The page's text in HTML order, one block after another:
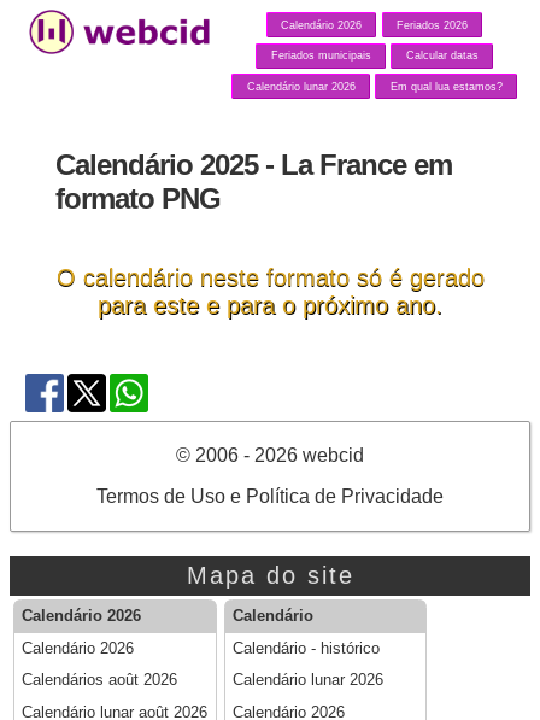
Calendário 2026 Feriados 2026
Feriados municipais Calcular datas
Calendário lunar 2026 Em qual lua estamos?
Calendário 2025 - La France em
formato PNG
O calendário neste formato só é gerado
para este e para o próximo ano.
© 2006 - 2026 webcid
Termos de Uso e Política de Privacidade
Mapa do site
Calendário 2026
Calendário 2026
Calendários août 2026
Calendário lunar août 2026
Calendário
Calendário - histórico
Calendário lunar 2026
Calendário 2026